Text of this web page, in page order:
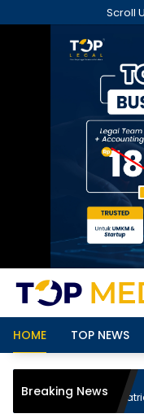
ke
Scroll
HOME TOP NEWS
Breaking News
Papatria
Minum
Solo